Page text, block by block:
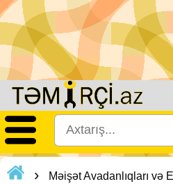
› Məişət Avadanlıqları və